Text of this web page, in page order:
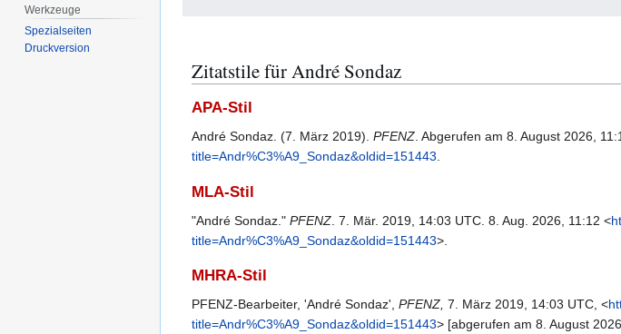
Zitatstile für André Sondaz
APA-Stil
André Sondaz. (7. März 2019). PFENZ. Abgerufen am 8. August 2026,
title=Andr%C3%A9_Sondaz&oldid=151443.
MLA-Stil
"André Sondaz." PFENZ . 7. Mär. 2019, 14:03 UTC. 8. Aug. 2026, 11:12 <
title=Andr%C3%A9_Sondaz&oldid=151443>.
MHRA-Stil
PFENZ-Bearbeiter, 'André Sondaz', PFENZ, 7. März 2019, 14:03 UTC, <
title=Andr%C3%A9_Sondaz&oldid=151443> [abgerufen am 8. August
Werkzeuge
Spezialseiten
Druckversion